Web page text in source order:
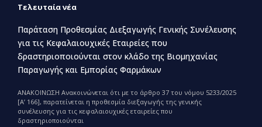
Τελευταία νέα
Παράταση Προθεσμίας Διεξαγωγής Γενικής Συνέλευσης
για τις Κεφαλαιουχικές Εταιρείες που
δραστηριοποιούνται στον κλάδο της Βιομηχανίας
Παραγωγής και Εμπορίας Φαρμάκων
ΑΝΑΚΟΙΝΩΣΗ Ανακοινώνεται ότι με το άρθρο 37 του νόμου 5233/2025
[Α’ 166], παρατείνεται η προθεσμία διεξαγωγής της γενικής
συνέλευσης για τις κεφαλαιουχικές εταιρείες που
δραστηριοποιούνται